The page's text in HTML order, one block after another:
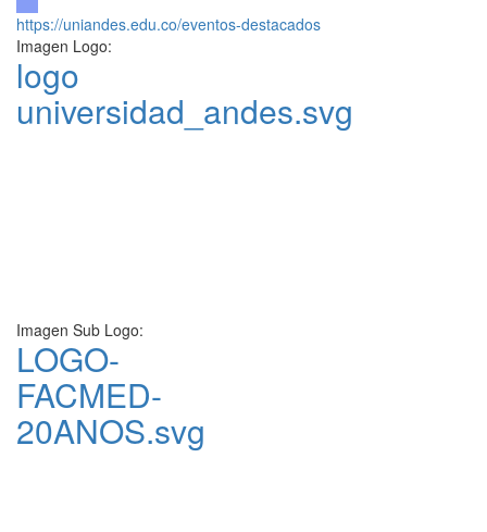
https://uniandes.edu.co/eventos-destacados
Imagen Logo:
logo
universidad_andes.svg
Imagen Sub Logo:
LOGO-
FACMED-
20ANOS.svg